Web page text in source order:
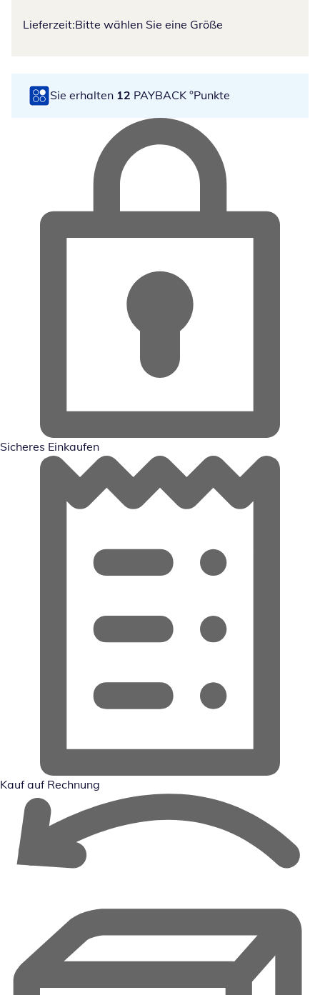
Lieferzeit:Bitte wählen Sie eine Größe
Sie erhalten 12 PAYBACK °Punkte
Sicheres Einkaufen
Kauf auf Rechnung